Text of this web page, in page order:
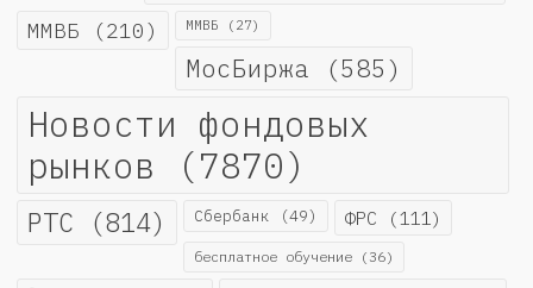
ММВБ (210) ММВБ (27)
МосБиржа (585)
Новости фондовых
рынков (7870)
РТС (814) Сбербанк (49) ФРС (111)
бесплатное обучение (36)